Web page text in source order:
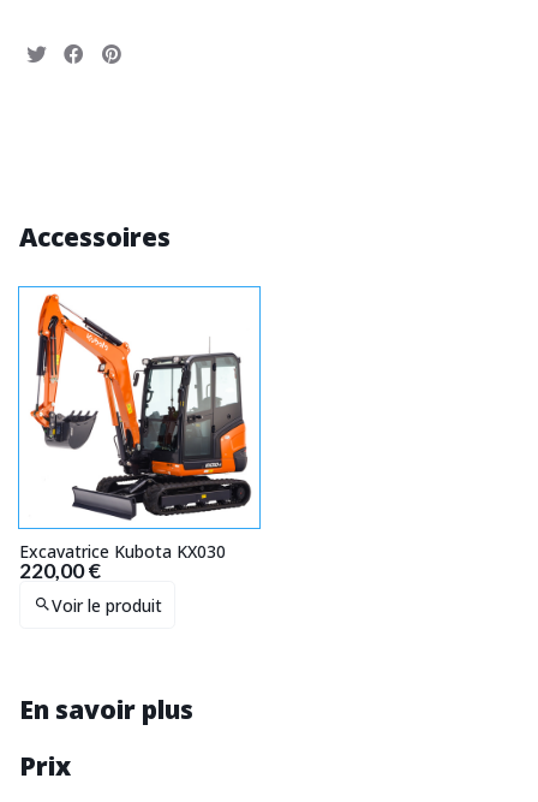
Accessoires
Excavatrice Kubota KX030
220,00 €
Voir le produit
En savoir plus
Prix